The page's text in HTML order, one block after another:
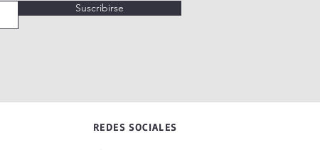
Suscribirse
REDES SOCIALES